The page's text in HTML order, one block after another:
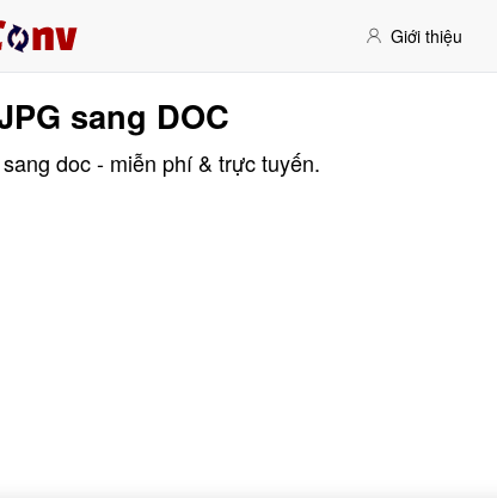
Giới thiệu
sang DOC
doc - miễn phí & trực tuyến.